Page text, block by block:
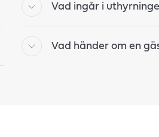
Vad ingår i
Vad händer om en